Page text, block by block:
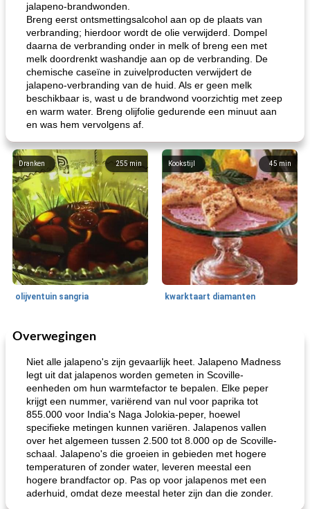
jalapeno-brandwonden.
Breng eerst ontsmettingsalcohol aan op de plaats van
verbranding; hierdoor wordt de olie verwijderd. Dompel
daarna de verbranding onder in melk of breng een met
melk doordrenkt washandje aan op de verbranding. De
chemische caseïne in zuivelproducten verwijdert de
jalapeno-verbranding van de huid. Als er geen melk
beschikbaar is, wast u de brandwond voorzichtig met zeep
en warm water. Breng olijfolie gedurende een minuut aan
en was hem vervolgens af.
255min
Dranken
olijventuin sangria
45 min
Kookstijl
kwarktaart diamanten
Feestdagen en evenementen
de jamcake van Georgië tennessee blauwe kaasperen kip
Overwegingen
Niet alle jalapeno's zijn gevaarlijk heet. Jalapeno Madness
legt uit dat jalapenos worden gemeten in Scoville-
eenheden om hun warmtefactor te bepalen. Elke peper
krijgt een nummer, variërend van nul voor paprika tot
855.000 voor India's Naga Jolokia-peper, hoewel
specifieke metingen kunnen variëren. Jalapenos vallen
over het algemeen tussen 2.500 tot 8.000 op de Scoville-
schaal. Jalapeno's die groeien in gebieden met hogere
temperaturen of zonder water, leveren meestal een
hogere brandfactor op. Pas op voor jalapenos met een
aderhuid, omdat deze meestal heter zijn dan die zonder.